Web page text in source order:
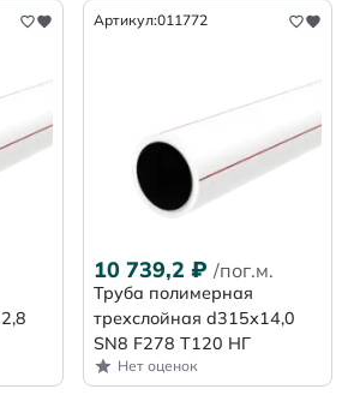
Артикул:011772
10 739,2 ₽ /пог.м.
Труба полимерная
трехслойная d315х14,0
SN8 F278 Т120 НГ
Нет оценок